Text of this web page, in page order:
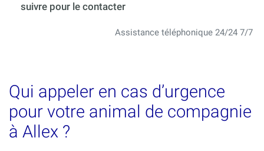
suivre pour le contacter
Assistance téléphonique 24/24 7/7
Qui appeler en cas d’urgence
pour votre animal de compagnie
à Allex ?